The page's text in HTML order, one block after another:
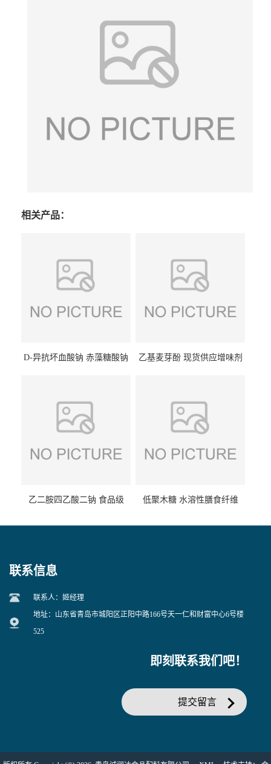
相关产品：
D-异抗坏血酸钠 赤藻糖酸钠
乙基麦芽酚 现货供应增味剂
乙二胺四乙酸二钠 食品级
低聚木糖 水溶性膳食纤维
联系信息
联系人：姬经理
地址：山东省青岛市城阳区正阳中路166号天一仁和财富中心6号楼
525
即刻联系我们吧！
提交留言